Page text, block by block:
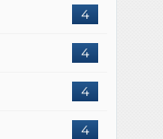
4
4
4
4